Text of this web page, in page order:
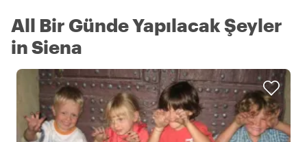
All Bir Günde Yapılacak Şeyler
in Siena